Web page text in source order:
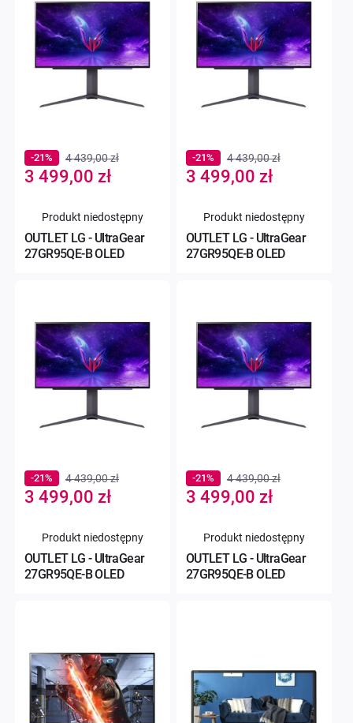
OUTLET LG - UltraGear
27GR95QE-B OLED
Special
Price
3 499,00 zł
-21% 4 439,00 zł
Produkt niedostępny
OUTLET LG - UltraGear
27GR95QE-B OLED
Special
Price
3 499,00 zł
-21% 4 439,00 zł
Produkt niedostępny
OUTLET LG - UltraGear
27GR95QE-B OLED
Special
Price
3 499,00 zł
-21% 4 439,00 zł
Produkt niedostępny
OUTLET LG - UltraGear
27GR95QE-B OLED
Special
Price
3 499,00 zł
-21% 4 439,00 zł
Produkt niedostępny